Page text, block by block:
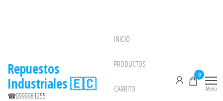
Repuestos
Industriales 🇪🇨
☎0999981255
INICIO
PRODUCTOS
CARRITO
0
Menú